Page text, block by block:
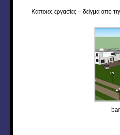
Κάποιες εργασίες – δείγμα από